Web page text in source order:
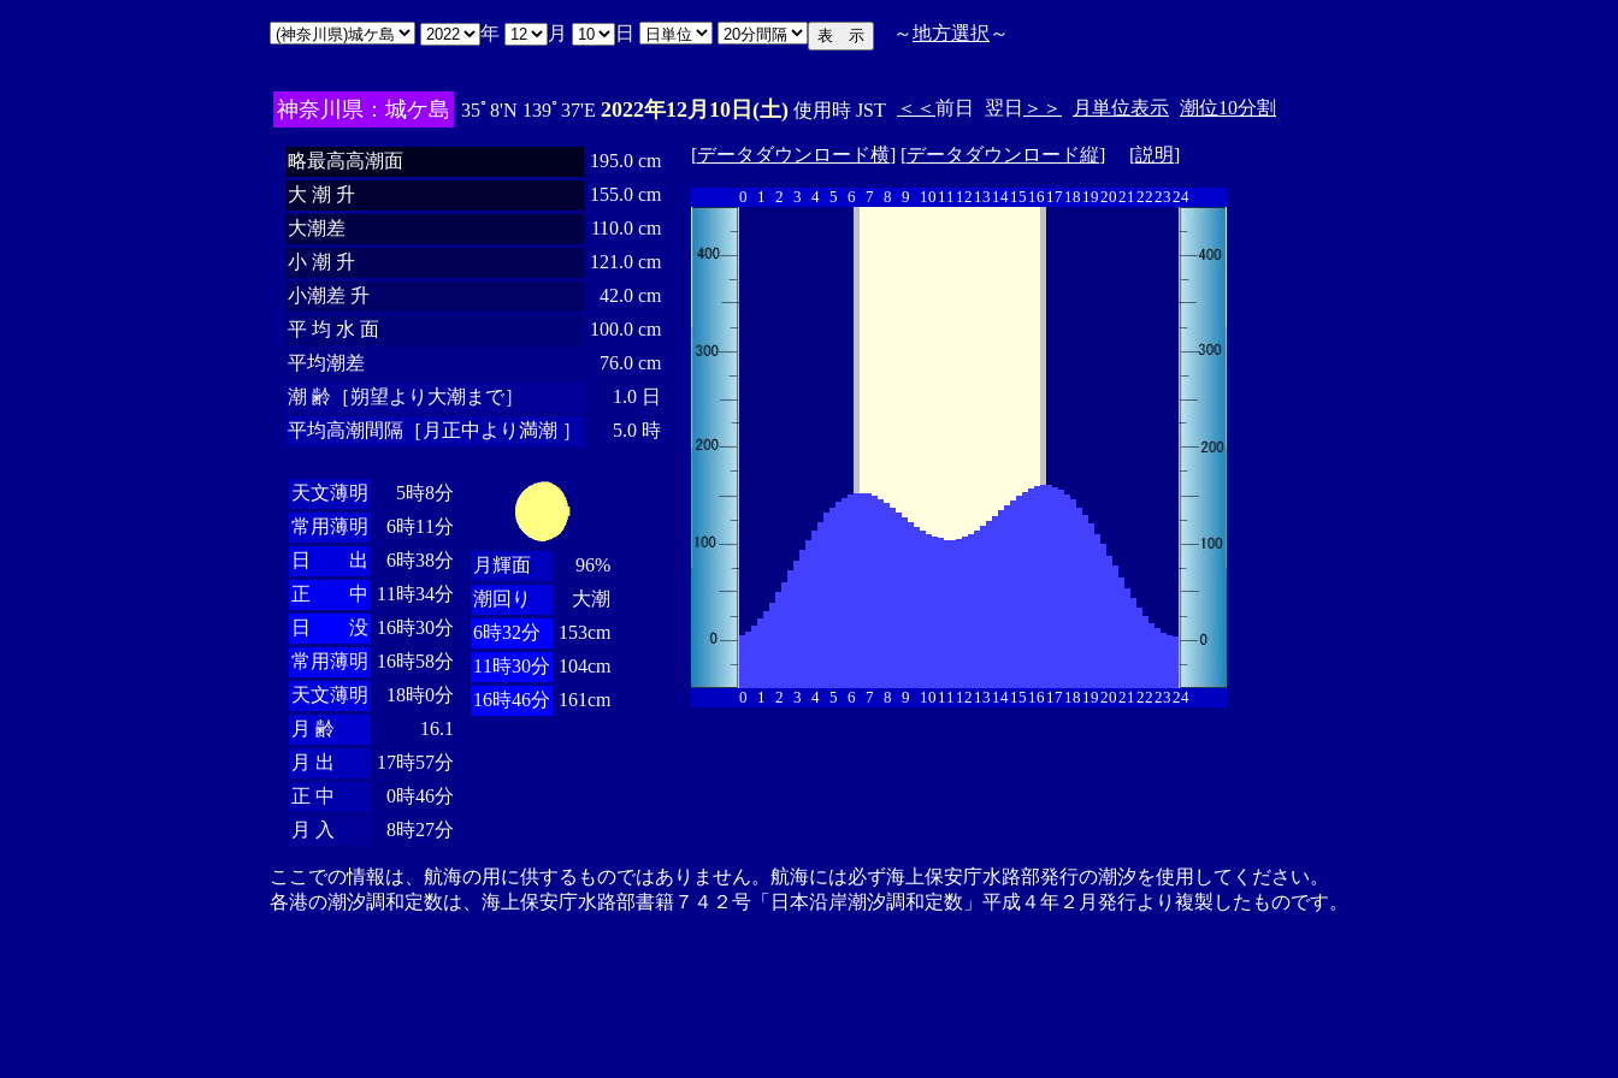
年 月 日 ～地方選択 ～
神奈川県：城ケ島 35ﾟ8'N 139ﾟ37'E 2022年12月10日(土) 使用時 JST ＜＜ 前日 翌日 ＞＞ 月単位表示 潮位10分割
略最高高潮面
195.0 cm
大 潮 升
155.0 cm
大潮差
110.0 cm
小 潮 升
121.0 cm
小潮差 升
42.0 cm
平 均 水 面
100.0 cm
平均潮差
76.0 cm
潮 齢［朔望より大潮まで］
1.0 日
平均高潮間隔［月正中より満潮 ］
5.0 時
天文薄明
5時8分
常用薄明
6時11分
日 出
6時38分
正 中 11時34分
日 没 16時30分
常用薄明 16時58分
天文薄明
18時0分
月 齢
16.1
月 出
17時57分
正 中
0時46分
月 入
8時27分
月輝面
96%
潮回り
大潮
6時32分
153cm
11時30分 104cm
16時46分 161cm
[データダウンロード横] [データダウンロード縦] [説明]
0 1 2 3 4 5 6 7 8 9 10 11 12 13 1415 16 17 18 192021222324
0 1 2 3 4 5 6 7 8 9 10 11 12 13 1415 16 17 18 192021222324
ここでの情報は、航海の用に供するものではありません。航海には必ず海上保安庁水路部発行の潮汐を使用してください。
各港の潮汐調和定数は、海上保安庁水路部書籍７４２号「日本沿岸潮汐調和定数」平成４年２月発行より複製したものです。